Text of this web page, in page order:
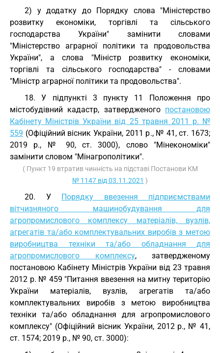
2) у додатку до Порядку слова "Міністерство
розвитку економіки, торгівлі та сільського
господарства України" замінити словами
"Міністерство аграрної політики та продовольства
України", а слова "Міністр розвитку економіки,
торгівлі та сільського господарства" - словами
"Міністр аграрної політики та продовольства".
18. У підпункті 3 пункту 11 Положення про
містобудівний кадастр, затвердженого постановою
Кабінету Міністрів України від 25 травня 2011 р. №
559 (Офіційний вісник України, 2011 р., № 41, ст. 1673;
2019 р., № 90, ст. 3000), слово "Мінекономіки"
замінити словом "Мінагрополітики".
( Пункт 19 втратив чинність на підставі Постанови КМ
№ 1147 від 03.11.2021 )
20. У Порядку ввезення підприємствами
вітчизняного машинобудування для
агропромислового комплексу матеріалів, вузлів,
агрегатів та/або комплектувальних виробів з метою
виробництва техніки та/або обладнання для
агропромислового комплексу, затвердженому
постановою Кабінету Міністрів України від 23 травня
2012 р. № 459 "Питання ввезення на митну територію
України матеріалів, вузлів, агрегатів та/або
комплектувальних виробів з метою виробництва
техніки та/або обладнання для агропромислового
комплексу" (Офіційний вісник України, 2012 р., № 41,
ст. 1574; 2019 р., № 90, ст. 3000):